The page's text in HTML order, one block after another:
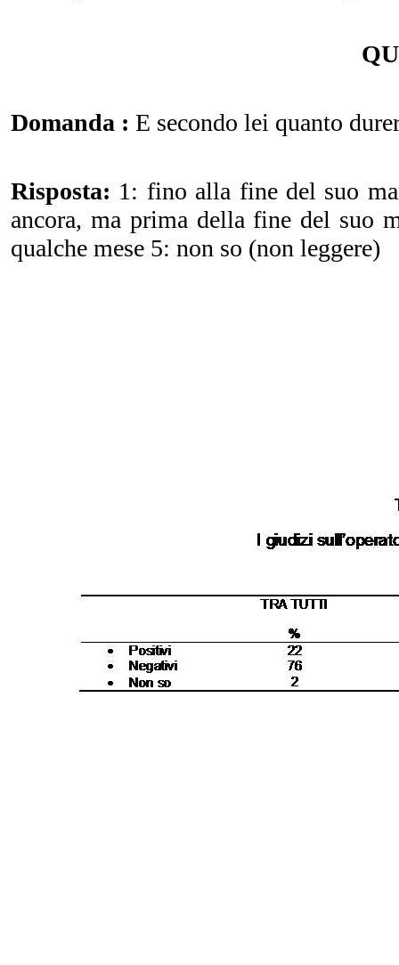
Domanda : E secondo lei quanto
Risposta: 1: fino alla fine del suo
ancora, ma prima della fine del suo
qualche mese 5: non so (non leggere)